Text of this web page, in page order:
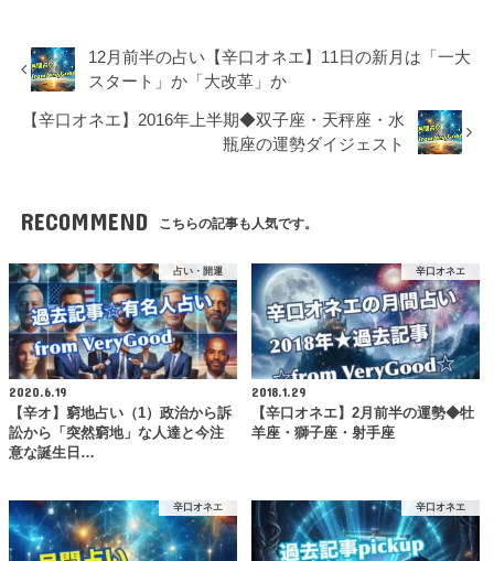
12月前半の占い【辛口オネエ】11日の新月は「一大
スタート」か「大改革」か
【辛口オネエ】2016年上半期◆双子座・天秤座・水
瓶座の運勢ダイジェスト
RECOMMEND こちらの記事も人気です。
占い・開運
2020.6.19
【辛オ】窮地占い（1）政治から訴
訟から「突然窮地」な人達と今注
意な誕生日…
辛口オネエ
2018.1.29
【辛口オネエ】2月前半の運勢◆牡
羊座・獅子座・射手座
辛口オネエ 辛口オネエ